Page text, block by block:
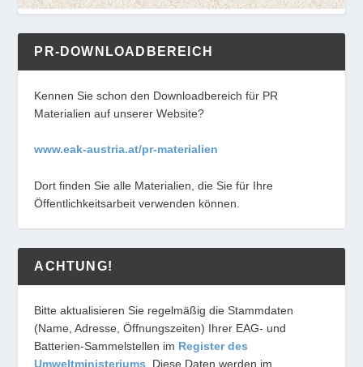
PR-DOWNLOADBEREICH
Kennen Sie schon den Downloadbereich für PR
Materialien auf unserer Website?
www.eak-austria.at/pr-materialien
Dort finden Sie alle Materialien, die Sie für Ihre
Öffentlichkeitsarbeit verwenden können.
ACHTUNG!
Bitte aktualisieren Sie regelmäßig die Stammdaten
(Name, Adresse, Öffnungszeiten) Ihrer EAG- und
Batterien-Sammelstellen im Register des
Umweltministeriums . Diese Daten werden im